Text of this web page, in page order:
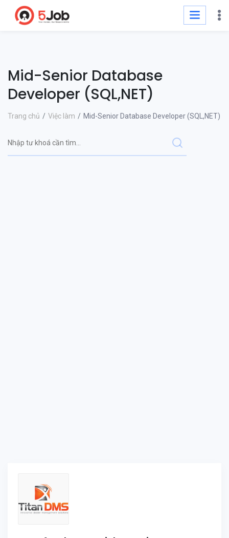
Mid-Senior Database
Developer (SQL,NET)
Trang chủ Việc làm Mid-Senior Database Developer (SQL,NET)